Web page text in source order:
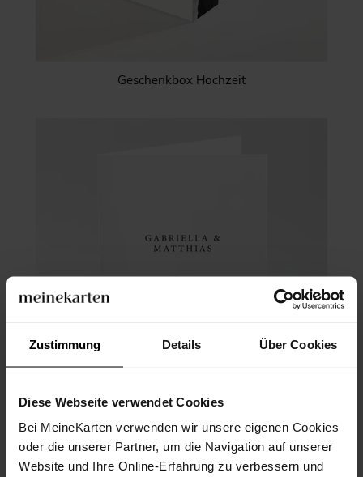
Zustimmung Details Über Cookies
Diese Webseite verwendet Cookies
Bei MeineKarten verwenden wir unsere eigenen Cookies
oder die unserer Partner, um die Navigation auf unserer
Website und Ihre Online-Erfahrung zu verbessern und
Geschenkbox Hochzeit
Menükarte Hochzeit